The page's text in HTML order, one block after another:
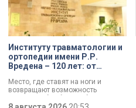
судьбе Анны Трусовой,
пережившей оккупацию
Павловска и потерю близких.
Институту травматологии и
ортопедии имени Р.Р.
Вредена – 120 лет: от
до передового
медицинского центра
Место, где ставят на ноги и
возвращают возможность
двигаться без боли. Юбилей
отмечает Институт травматологии